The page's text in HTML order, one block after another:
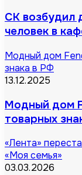
СК возбудил
человек в
Модный дом
знака в РФ
13.12.2025
Модный дом
товарных
«Лента»
«Моя семья»
03.03.2026